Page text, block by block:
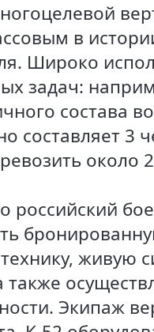
в
Широко
задач:
состава
составляет 3
около
российский
живую
Экипаж